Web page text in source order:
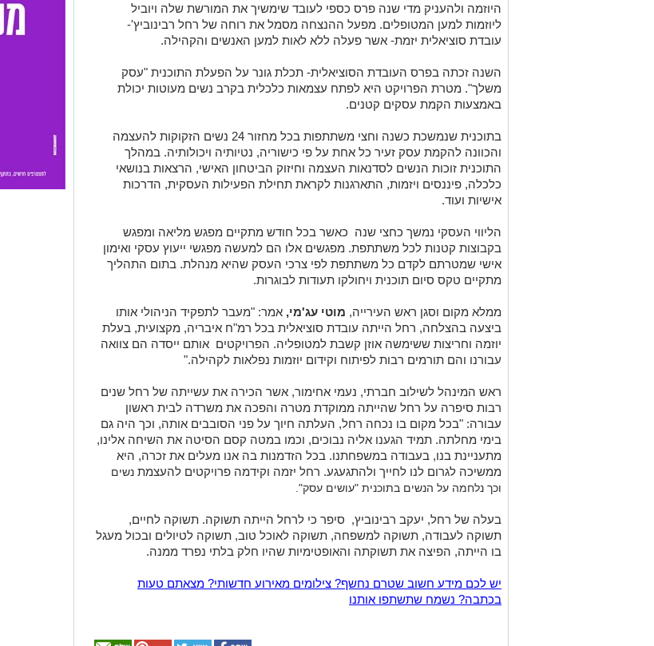
היוזמה ולהעניק מדי שנה פרס כספי לעובד שימשיך את המורשת שלה ויוביל
ליוזמות למען המטופלים. מפעל ההנצחה מסמל את רוחה של רחל רבינוביץ'-
עובדת סוציאלית יזמת- אשר פעלה ללא לאות למען האנשים והקהילה.
השנה זכתה בפרס העובדת הסוציאלית- תכלת גונר על הפעלת התוכנית "עסק
משלך". מטרת הפרויקט היא לפתח עצמאות כלכלית בקרב נשים מעוטות יכולת
באמצעות הקמת עסקים קטנים.
בתוכנית שנמשכת כשנה וחצי משתתפות בכל מחזור 24 נשים הזקוקות להעצמה
והכוונה להקמת עסק זעיר כל אחת על פי כישוריה, נטיותיה ויכולותיה. במהלך
התוכנית זוכות הנשים לסדנאות העצמה וחיזוק הביטחון האישי, הרצאות בנושאי
כלכלה, פיננסים ויזמות, התארגנות לקראת תחילת הפעילות העסקית, הדרכות
אישיות ועוד.
הליווי העסקי נמשך כחצי שנה כאשר בכל חודש מתקיים מפגש מליאה ומפגש
בקבוצות קטנות לכל משתתפת. מפגשים אלו הם למעשה מפגשי ייעוץ עסקי ואימון
אישי שמטרתם לקדם כל משתתפת לפי צרכי העסק שהיא מנהלת. בתום התהליך
מתקיים טקס סיום תוכנית ויחולקו תעודות לבוגרות.
ממלא מקום וסגן ראש העירייה, מוטי עג'מי, אמר: "מעבר לתפקיד הניהולי אותו
ביצעה בהצלחה, רחל הייתה עובדת סוציאלית בכל רמ"ח איבריה, מקצועית, בעלת
יוזמה וחריצות ששימשה אוזן קשבת למטופליה. הפרויקטים אותם ייסדה הם צוואה
עבורנו והם תורמים רבות לפיתוח וקידום יוזמות נפלאות לקהילה."
ראש המינהל לשילוב חברתי, נעמי אחימור, אשר הכירה את עשייתה של רחל שנים
רבות סיפרה על רחל שהייתה ממוקדת מטרה והפכה את משרדה לבית ראשון
עבורה: "בכל מקום בו נכחה רחל, העלתה חיוך על פני הסובבים אותה, וכך היה גם
בימי מחלתה. תמיד הגענו אליה נבוכים, וכמו במטה קסם הסיטה את השיחה אלינו,
מתעניינת בנו, בעבודה במשפחתנו. בכל הזדמנות בה אנו מעלים את זכרה, היא
ממשיכה לגרום לנו לחייך ולהתגעגע. רחל יזמה וקידמה פרויקטים להעצמת נשים
וכך נלחמה על הנשים בתוכנית "עושים עסק".
בעלה של רחל, יעקב רבינוביץ, סיפר כי לרחל הייתה תשוקה. תשוקה לחיים,
תשוקה לעבודה, תשוקה למשפחה, תשוקה לאוכל טוב, תשוקה לטיולים ובכול מעגל
בו הייתה, הפיצה את תשוקתה והאופטימיות שהיו חלק בלתי נפרד ממנה.
יש לכם מידע חשוב שטרם נחשף? צילומים מאירוע חדשותי? מצאתם טעות
בכתבה? נשמח שתשתפו אותנו